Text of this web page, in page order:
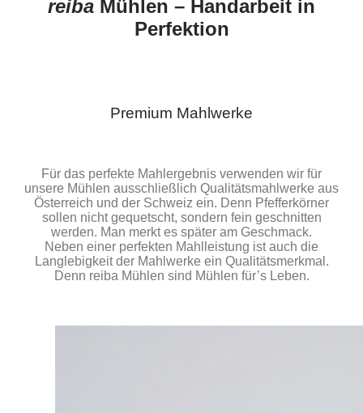
reiba Mühlen – Handarbeit in
Perfektion
Premium Mahlwerke
Für das perfekte Mahlergebnis verwenden wir für
unsere Mühlen ausschließlich Qualitätsmahlwerke aus
Österreich und der Schweiz ein. Denn Pfefferkörner
sollen nicht gequetscht, sondern fein geschnitten
werden. Man merkt es später am Geschmack.
Neben einer perfekten Mahlleistung ist auch die
Langlebigkeit der Mahlwerke ein Qualitätsmerkmal.
Denn reiba Mühlen sind Mühlen für’s Leben.